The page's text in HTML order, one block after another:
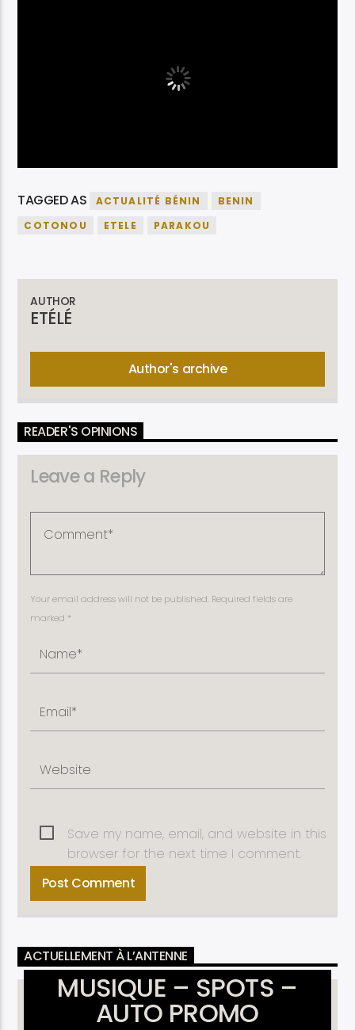
TAGGED AS ACTUALITÉ BÉNIN
BENIN
COTONOU
ETELE PARAKOU
AUTHOR
ETÉLÉ
Author's archive
READER'S OPINIONS
Leave a Reply
Your email address will not be published. Required fields are
marked *
Save my name, email, and website in this
browser for the next time I comment.
ACTUELLEMENT À L’ANTENNE
MUSIQUE – SPOTS –
AUTO PROMO